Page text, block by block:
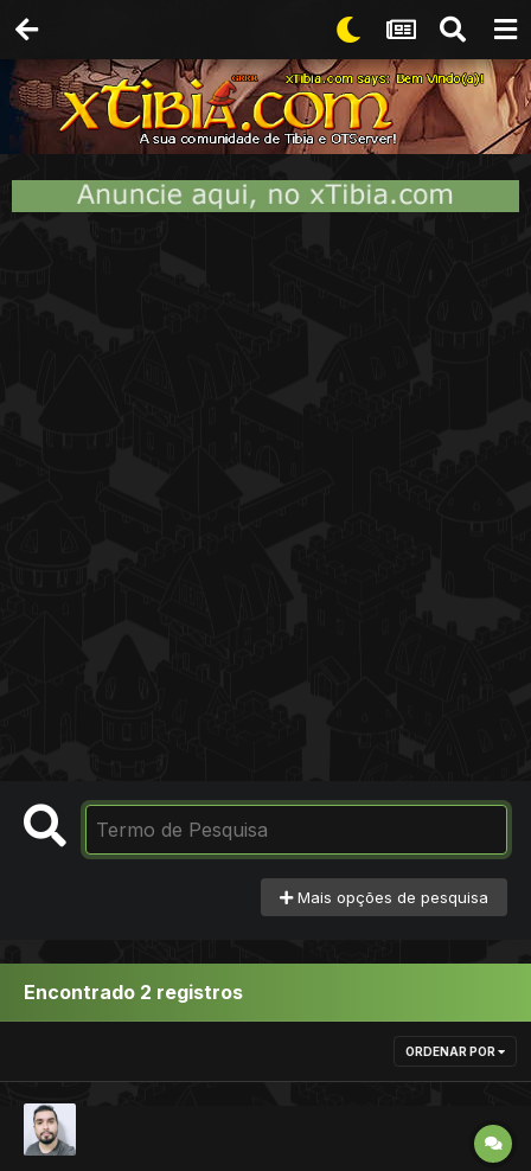
Mais opções de pesquisa
Encontrado 2 registros
ORDENAR POR